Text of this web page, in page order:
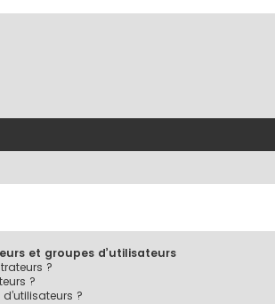
et groupes d’utilisateurs
?
?
?